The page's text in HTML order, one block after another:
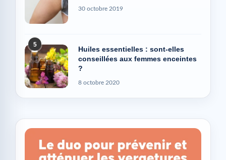
30 octobre 2019
5
Huiles essentielles : sont-elles
conseillées aux femmes enceintes
?
8 octobre 2020